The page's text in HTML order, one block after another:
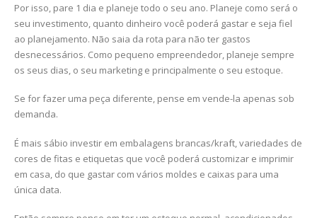
Por isso, pare 1 dia e planeje todo o seu ano. Planeje como será o
seu investimento, quanto dinheiro você poderá gastar e seja fiel
ao planejamento. Não saia da rota para não ter gastos
desnecessários. Como pequeno empreendedor, planeje sempre
os seus dias, o seu marketing e principalmente o seu estoque.
Se for fazer uma peça diferente, pense em vende-la apenas sob
demanda.
É mais sábio investir em embalagens brancas/kraft, variedades de
cores de fitas e etiquetas que você poderá customizar e imprimir
em casa, do que gastar com vários moldes e caixas para uma
única data.